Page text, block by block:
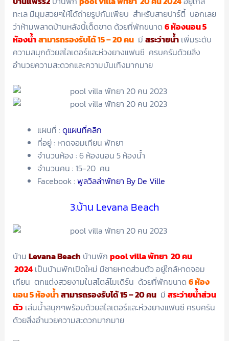
ทะเล มีมุมสวยๆให้ได้ถ่ายรูปกันเพียบ สำหรับสายปาร์ตี้ บอกเลย
ว่าห้ามพลาดบ้านหลังนี้เด็ดขาด ด้วยที่พักขนาด 6 ห้องนอน 5
ห้องน้ำสามารถรองรับได้ 15 – 20 คนมี สระว่ายน้ำเพิ่มระดับ
ความสนุกด้วยสไลเดอร์และห่วงยางแฟนซี ครบครันด้วยสิ่ง
อำนวยความสะดวกและความบันเทิงมากมาย
แผนที่ : ดูแผนที่คลิก
ที่อยู่ : หาดจอมเทียน พัทยา
จำนวนห้อง : 6 ห้องนอน 5 ห้องน้ำ
จำนวนคน : 15-20 คน
Facebook : พูลวิลล่าพัทยา By De Ville
3.บ้าน Levana Beach
บ้าน Levana Beach บ้านพัก pool villa พัทยา 20 คน
2024เป็นบ้านพักเปิดใหม่ มีชายหาดส่วนตัว อยู่ใกล้หาดจอม
เทียน ตกแต่งสวยงามในสไตล์โมเดิร์น ด้วยที่พักขนาด 6 ห้อง
นอน 5 ห้องน้ำสามารถรองรับได้ 15 – 20 คนมี สระว่ายน้ำส่วน
ตัวเล่นน้ำสนุกๆพร้อมด้วยสไลเดอร์และห่วงยางแฟนซี ครบครัน
ด้วยสิ่งอำนวยความสะดวกมากมาย